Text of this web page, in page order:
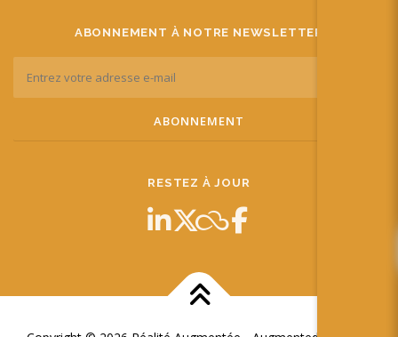
ABONNEMENT À NOTRE NEWSLETTER
RESTEZ À JOUR